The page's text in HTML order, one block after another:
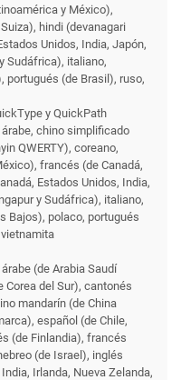
y México),
hindi (devanagari
Unidos, India, Japón,
Sudáfrica), italiano,
portugués (de Brasil), ruso,
y QuickPath
chino simplificado
QWERTY), coreano,
francés (de Canadá,
Estados Unidos, India,
y Sudáfrica), italiano,
Bajos), polaco, portugués
(de Arabia Saudí
Corea del Sur), cantonés
mandarín (de China
español (de Chile,
(de Finlandia), francés
(de Israel), inglés
Irlanda, Nueva Zelanda,